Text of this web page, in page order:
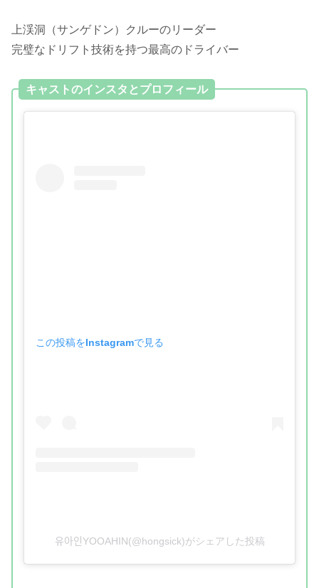
上渓洞（サンゲドン）クルーのリーダー
完璧なドリフト技術を持つ最高のドライバー
キャストのインスタとプロフィール
この投稿をInstagramで見る
유아인YOOAHIN(@hongsick)がシェアした投稿